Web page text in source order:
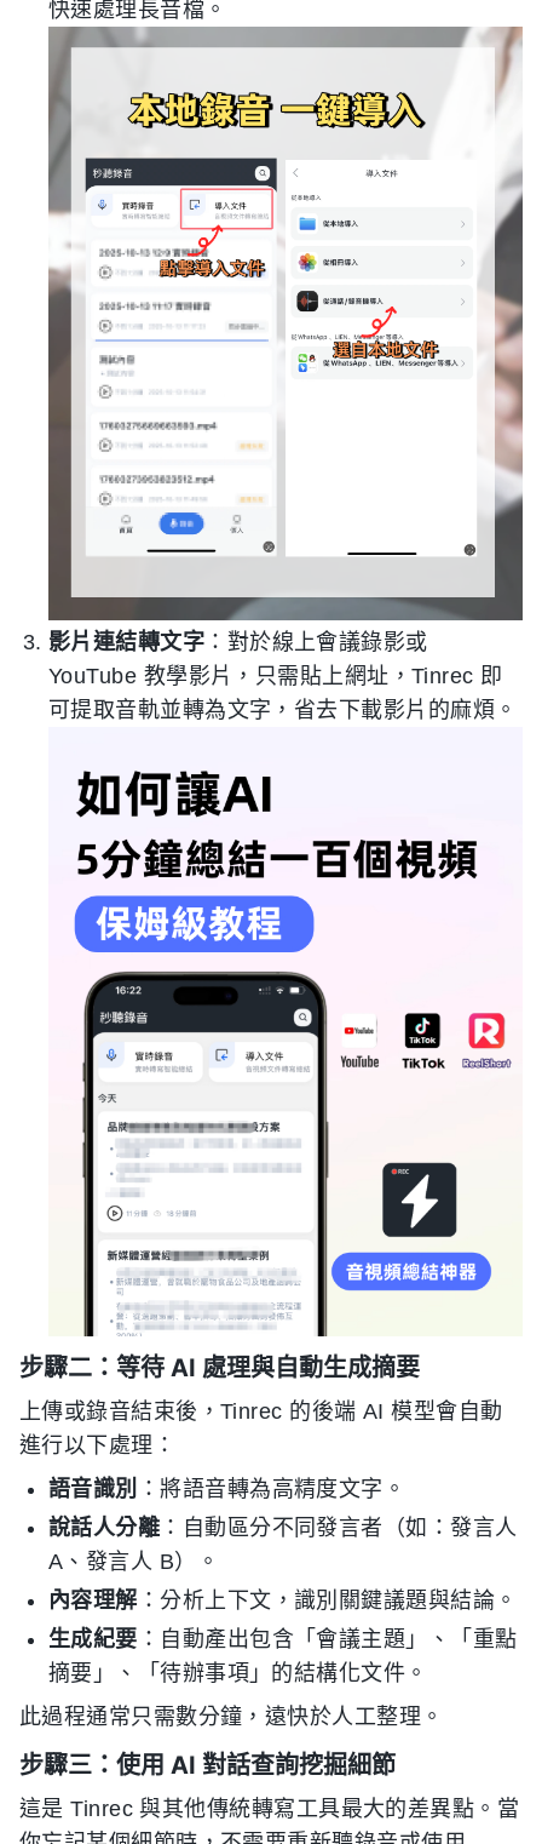
快速處理長音檔。
影片連結轉文字 ：對於線上會議錄影或
YouTube 教學影片，只需貼上網址，Tinrec 即
可提取音軌並轉為文字，省去下載影片的麻煩。
步驟二：等待 AI 處理與自動生成摘要
上傳或錄音結束後，Tinrec 的後端 AI 模型會自動
進行以下處理：
語音識別
：將語音轉為高精度文字。
說話人分離 ：自動區分不同發言者（如：發言人
A、發言人 B）。
內容理解 ：分析上下文，識別關鍵議題與結論。
生成紀要 ：自動產出包含「會議主題」、「重點
摘要」、「待辦事項」的結構化文件。
此過程通常只需數分鐘，遠快於人工整理。
步驟三：使用 AI 對話查詢挖掘細節
這是 Tinrec 與其他傳統轉寫工具最大的差異點。當